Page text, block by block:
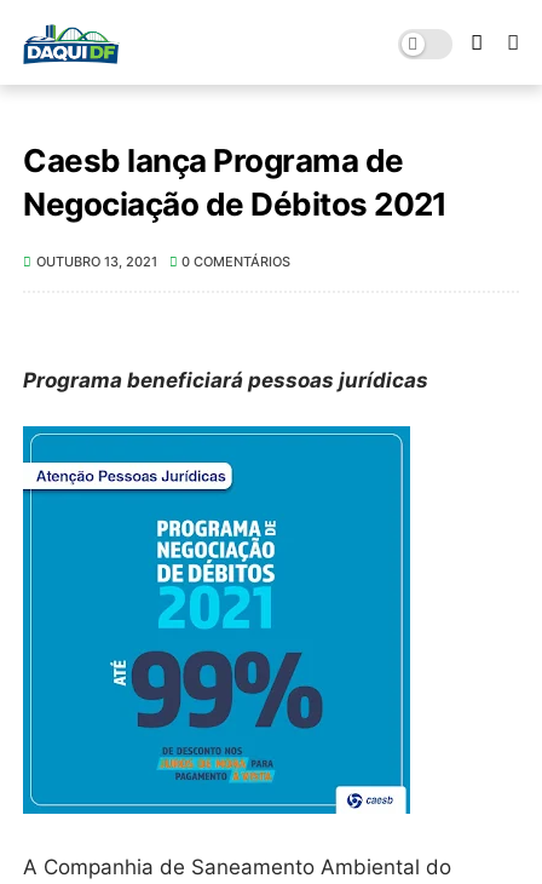
Caesb lança Programa de
Negociação de Débitos 2021
OUTUBRO 13, 2021 0 COMENTÁRIOS
Programa beneficiará pessoas jurídicas
A Companhia de Saneamento Ambiental do